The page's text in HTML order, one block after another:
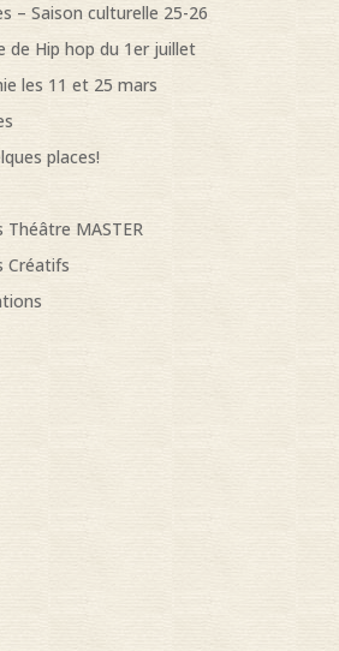
– Saison culturelle 25-26
de Hip hop du 1er juillet
les 11 et 25 mars
places!
Théâtre MASTER
Créatifs